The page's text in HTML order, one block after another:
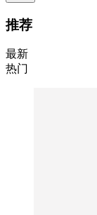
推荐
最新
热门